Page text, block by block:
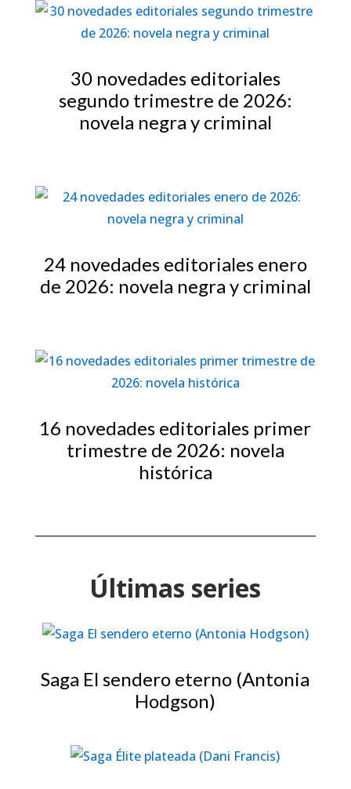
30 novedades editoriales
segundo trimestre de 2026:
novela negra y criminal
24 novedades editoriales enero
de 2026: novela negra y criminal
16 novedades editoriales primer
trimestre de 2026: novela
histórica
Últimas series
Saga El sendero eterno (Antonia
Hodgson)